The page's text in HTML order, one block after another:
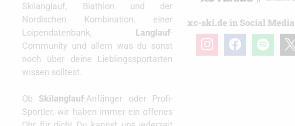
Skilanglauf, Biathlon und der
Nordischen Kombination, einer
Loipendatenbank, Langlauf-
Community und allem was du sonst
noch über deine Lieblingssportarten
wissen solltest.
Ob Skilanglauf-Anfänger oder Profi-
Sportler, wir haben immer ein offenes
xc-ski.de in Social Media
instagramfacebookspotify